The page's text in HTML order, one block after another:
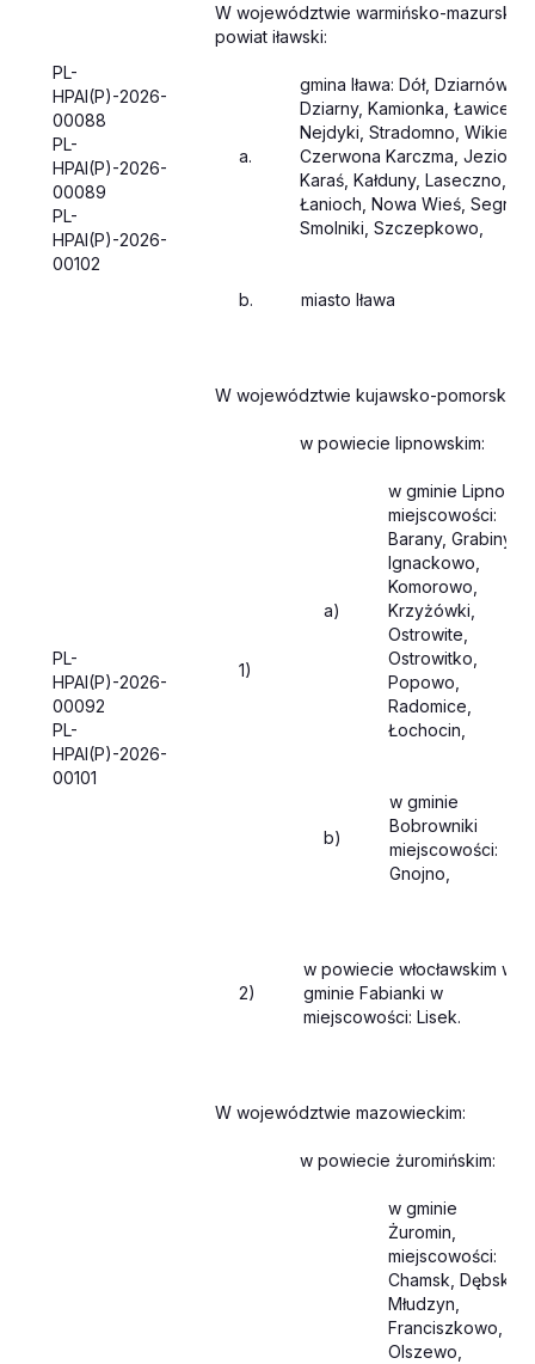
PL-
HPAI(P)-2026-
00088
PL-
HPAI(P)-2026-
00089
PL-
HPAI(P)-2026-
00102
W województwie warmińsko-mazurskim:
powiat iławski:
a.
gmina Iława: Dół, Dziarnówko,
Dziarny, Kamionka, Ławice,
Nejdyki, Stradomno,
Czerwona Karczma, Jezioro
Karaś, Kałduny, Laseczno,
Łanioch, Nowa Wieś,
Smolniki, Szczepkowo,
b. miasto Iława
PL-
HPAI(P)-2026-
00092
PL-
HPAI(P)-2026-
00101
W województwie kujawsko-pomorskim:
1)
w powiecie lipnowskim:
a)
w gminie Lipno
miejscowości:
Barany, Grabiny,
Ignackowo,
Komorowo,
Krzyżówki,
Ostrowite,
Ostrowitko,
Popowo,
Radomice,
Łochocin,
b)
w gminie
Bobrowniki
miejscowości:
Gnojno,
2)
w powiecie włocławskim w
gminie Fabianki w
miejscowości: Lisek.
W województwie mazowieckim:
w powiecie żuromińskim:
w gminie
Żuromin,
miejscowości:
Chamsk, Dębsk,
Młudzyn,
Franciszkowo,
Olszewo,